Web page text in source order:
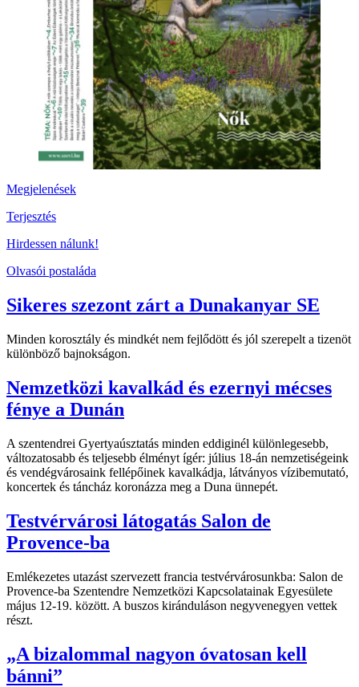
Megjelenések
Terjesztés
Hirdessen nálunk!
Olvasói postaláda
Sikeres szezont zárt a Dunakanyar SE
Minden korosztály és mindkét nem fejlődött és jól szerepelt a tizenöt
különböző bajnokságon.
Nemzetközi kavalkád és ezernyi mécses
fénye a Dunán
A szentendrei Gyertyaúsztatás minden eddiginél különlegesebb,
változatosabb és teljesebb élményt ígér: július 18-án nemzetiségeink
és vendégvárosaink fellépőinek kavalkádja, látványos vízibemutató,
koncertek és táncház koronázza meg a Duna ünnepét.
Testvérvárosi látogatás Salon de
Provence-ba
Emlékezetes utazást szervezett francia testvérvárosunkba: Salon de
Provence-ba Szentendre Nemzetközi Kapcsolatainak Egyesülete
május 12-19. között. A buszos kiránduláson negyvenegyen vettek
részt.
„A bizalommal nagyon óvatosan kell
bánni”